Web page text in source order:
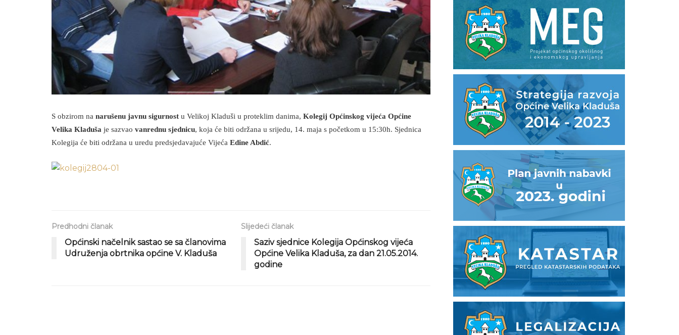
S obzirom na narušenu javnu sigurnost u Velikoj Kladuši u proteklim danima, Kolegij Općinskog vijeća Općine
Velika Kladuša je sazvao vanrednu sjednicu, koja će biti održana u srijedu, 14. maja s početkom u 15:30h. Sjednica
Kolegija će biti održana u uredu predsjedavajuće Vijeća Edine Abdić.
Predhodni članak
Općinski načelnik sastao se sa članovima
Udruženja obrtnika općine V. Kladuša
Slijedeći članak
Saziv sjednice Kolegija Općinskog vijeća
Općine Velika Kladuša, za dan 21.05.2014.
godine